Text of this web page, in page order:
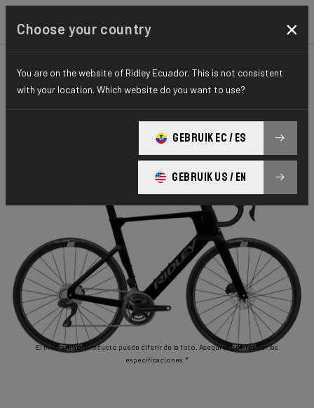
CARRETERA AERO-TO-AERO ELITE SERIES
E-Noah
E-Noah 105 DI2 ENO01Am(M)
El montaje del producto puede diferir de la foto. Asegúrese de revisar las
especificaciones.*
Choose your country ×
You are on the website of Ridley Ecuador. This is not consistent
with your location. Which website do you want to use?
GEBRUIK EC / ES
GEBRUIK US / EN